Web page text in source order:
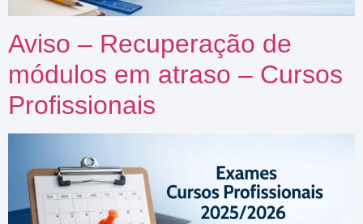
Aviso – Recuperação de
módulos em atraso – Cursos
Profissionais